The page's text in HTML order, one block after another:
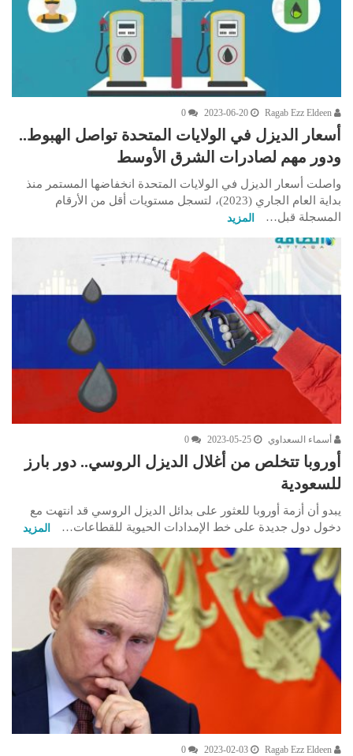
2023-06-20
0
أسعار الديزل في الولايات المتحدة تواصل الهبوط..
ودور مهم لصادرات الشرق الأوسط
واصلت أسعار الديزل في الولايات المتحدة انخفاضها المستمر منذ
بداية العام الجاري (2023)، لتسجل مستويات أقل من الأرقام
المسجلة قبل…
المزيد
أسماء السعداوي 2023-05-25
0
أوروبا تتخلص من أغلال الديزل الروسي.. دور بارز
للسعودية
يبدو أن أزمة أوروبا للعثور على بدائل الديزل الروسي قد انتهت مع
دخول دول جديدة على خط الإمدادات الحيوية للقطاعات…
المزيد
2023-02-03
0